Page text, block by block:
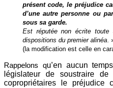
présent code, le préjudice
d’une autre personne ou
sous sa garde.
Est réputée non écrite toute
dispositions du premier alinéa.
(lamodification est celle en
Rappelons qu’en aucun
législateur de soustraire
copropriétaires le préjudice